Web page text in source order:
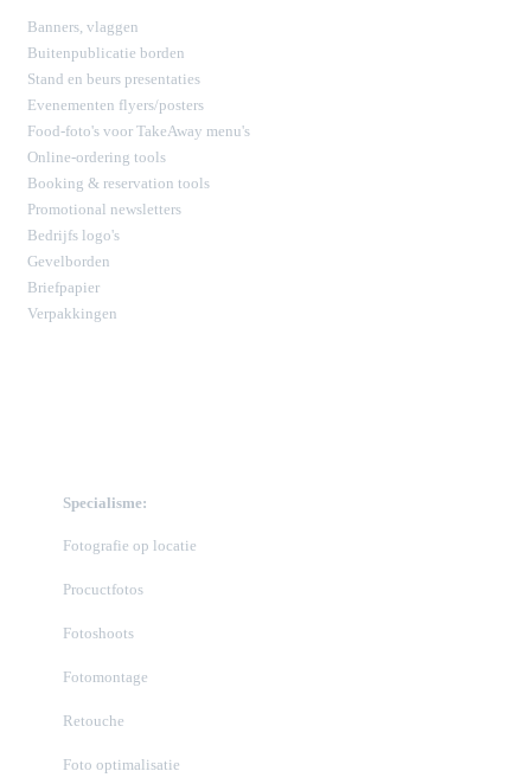
Banners, vlaggen
Buitenpublicatie borden
Stand en beurs presentaties
Evenementen flyers/posters
Food-foto's voor TakeAway menu's
Online-ordering tools
Booking & reservation tools
Promotional newsletters
Bedrijfs logo's
Gevelborden
Briefpapier
Verpakkingen
Specialisme:
Fotografie op locatie
Procuctfotos
Fotoshoots
Fotomontage
Retouche
Foto optimalisatie